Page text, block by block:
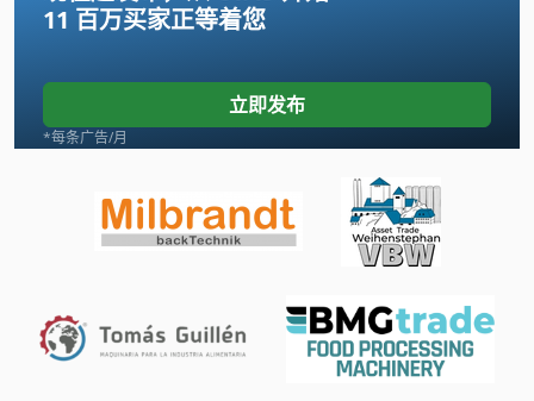
Newton 20
Roland Praktika 00
Scania
Vdf Dus 560
三维 扫描 仪
11 百万买家正等着您
立即发布
*每条广告/月